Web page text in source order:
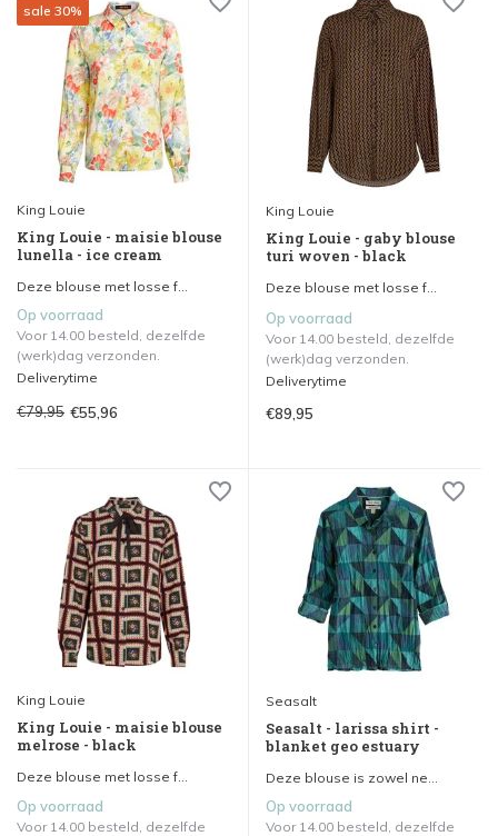
sale 30%
King Louie
King Louie - maisie blouse
lunella - ice cream
Deze blouse met losse f...
Op voorraad
Voor 14.00 besteld, dezelfde
(werk)dag verzonden.
Deliverytime
€79,95 €55,96
King Louie
King Louie - gaby blouse
turi woven - black
Deze blouse met losse f...
Op voorraad
Voor 14.00 besteld, dezelfde
(werk)dag verzonden.
Deliverytime
€89,95
King Louie
King Louie - maisie blouse
melrose - black
Deze blouse met losse f...
Op voorraad
Voor 14.00 besteld, dezelfde
Seasalt
Seasalt - larissa shirt -
blanket geo estuary
Deze blouse is zowel ne...
Op voorraad
Voor 14.00 besteld, dezelfde